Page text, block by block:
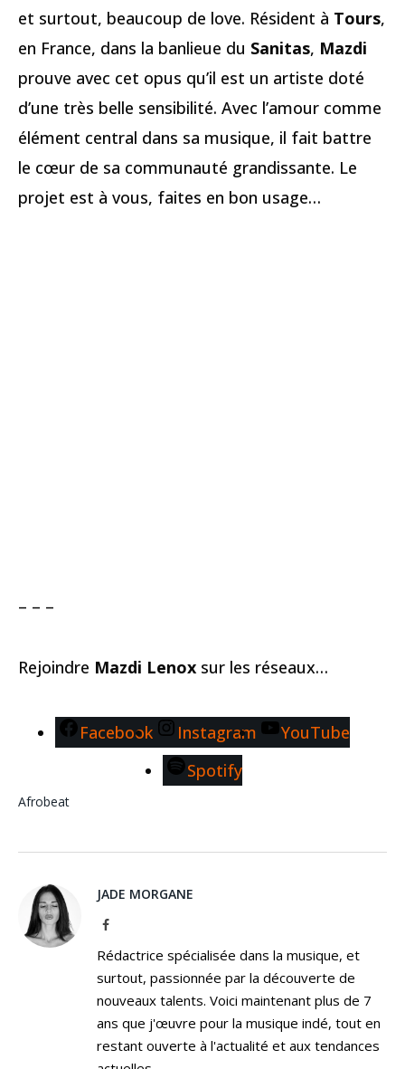
et surtout, beaucoup de love. Résident à Tours,
en France, dans la banlieue du Sanitas, Mazdi
prouve avec cet opus qu’il est un artiste doté
d’une très belle sensibilité. Avec l’amour comme
élément central dans sa musique, il fait battre
le cœur de sa communauté grandissante. Le
projet est à vous, faites en bon usage…
– – –
Rejoindre Mazdi Lenox sur les réseaux…
Facebook Instagram
YouTube
Spotify
Afrobeat
JADE MORGANE
Facebook
Rédactrice spécialisée dans la musique, et
surtout, passionnée par la découverte de
nouveaux talents. Voici maintenant plus de 7
ans que j'œuvre pour la musique indé, tout en
restant ouverte à l'actualité et aux tendances